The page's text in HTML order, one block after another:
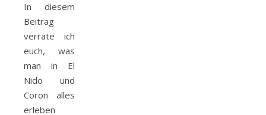
In diesem
Beitrag
verrate ich
euch, was
man in El
Nido und
Coron alles
erleben